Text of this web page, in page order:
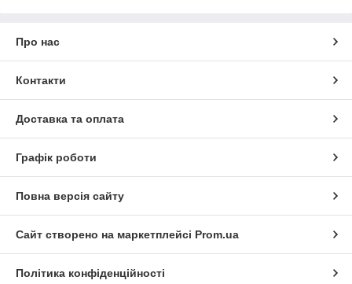
Про нас
Контакти
Доставка та оплата
Графік роботи
Повна версія сайту
Сайт створено на маркетплейсі Prom.ua
Політика конфіденційності